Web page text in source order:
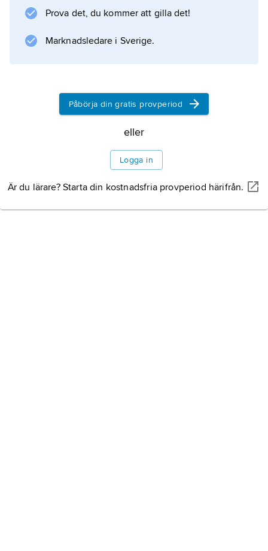
överläkare han blev.
Litteraturanvisning
Information om artikeln
Prova det, du kommer att gilla det!
Marknadsledare i Sverige.
Påbörja din gratis provperiod
eller
Logga in
Är du lärare? Starta din kostnadsfria provperiod härifrån.